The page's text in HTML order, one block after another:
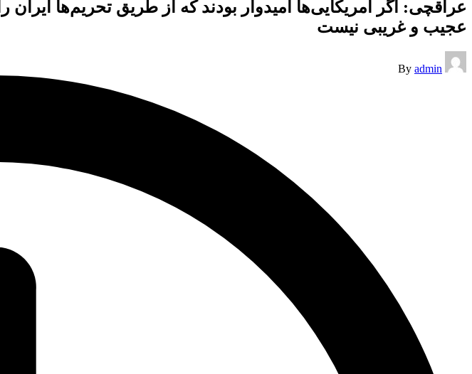
عراقچی: اگر آمریکایی‌ها امیدوار بودند که از طریق تحریم‌ها
عجیب و غریبی نیست
Posted
by
By admin